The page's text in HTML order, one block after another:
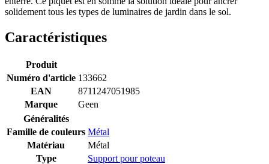
solidement tous les types de luminaires de jardin dans le sol.
Caractéristiques
Produit
Numéro d'article 133662
EAN
8711247051985
Marque
Geen
Généralités
Famille de couleurs Métal
Matériau
Métal
Type
Support pour poteau